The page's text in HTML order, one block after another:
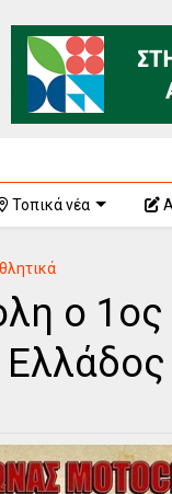
Τοπικά νέα
ο